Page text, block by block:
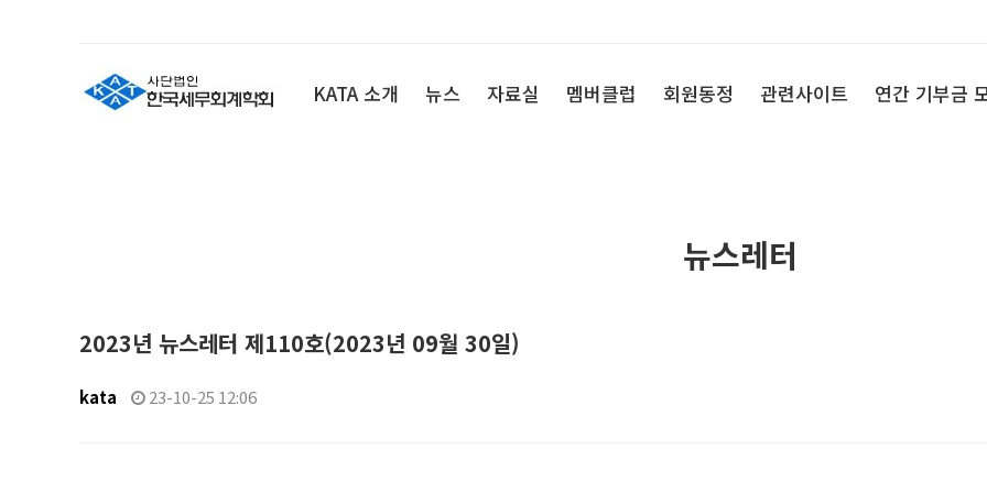
KATA 소개 뉴스 자료실 멤버클럽 회원동정 관련사이트 연간 기부금
뉴스
공지사항
뉴스레터
2023년 뉴스레터 제110호(2023년 09월 30일)
kata 23-10-25 12:06